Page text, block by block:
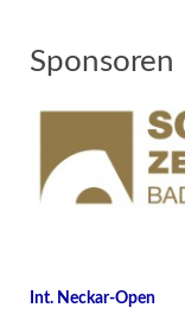
Sponsoren
Int. Neckar-Open